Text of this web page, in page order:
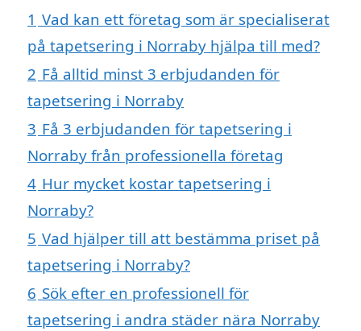
1 Vad kan ett företag som är specialiserat
på tapetsering i Norraby hjälpa till med?
2 Få alltid minst 3 erbjudanden för
tapetsering i Norraby
3 Få 3 erbjudanden för tapetsering i
Norraby från professionella företag
4 Hur mycket kostar tapetsering i
Norraby?
5 Vad hjälper till att bestämma priset på
tapetsering i Norraby?
6 Sök efter en professionell för
tapetsering i andra städer nära Norraby